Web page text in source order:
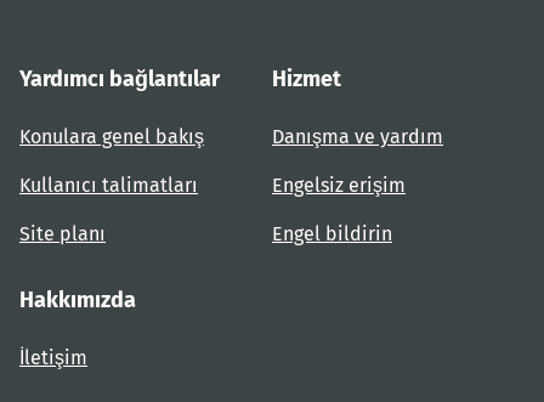
Yardımcı bağlantılar
Konulara genel bakış
Kullanıcı talimatları
Site planı
Hizmet
Danışma ve yardım
Engelsiz erişim
Engel bildirin
Hakkımızda
İletişim